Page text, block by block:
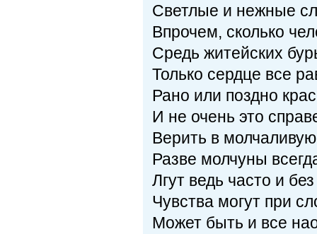
Светлые и нежные
Впрочем, сколько
Средь житейских
Только сердце все
Рано или поздно
И не очень это
Верить в
Разве молчуны
Лгут ведь часто и
Чувства могут при
Может быть и все